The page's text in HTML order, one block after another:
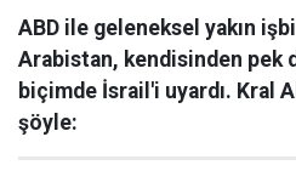
ABD ile geleneksel yakın
Arabistan, kendisinden pek
biçimde İsrail'i uyardı. Kral
şöyle: